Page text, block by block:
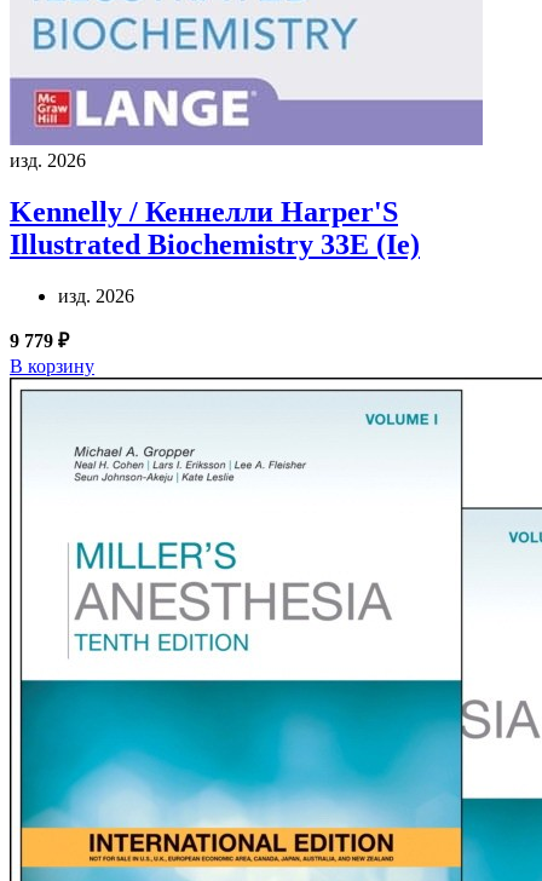
изд. 2026
Kennelly / Кеннелли Harper'S
Illustrated Biochemistry 33E (Ie)
изд. 2026
9 779 ₽
В корзину